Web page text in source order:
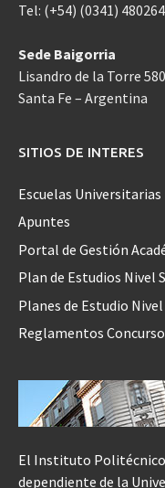
Tel: (+54) (0341)
Sede Baigorria
Lisandro de la Torre
Santa Fe – Argentina
SITIOS DE INTERES
Escuelas
Apuntes
Portal de Gestión
Plan de Estudios Nivel
Planes de Estudio
Reglamentos
El Instituto Politécnico
dependiente de la